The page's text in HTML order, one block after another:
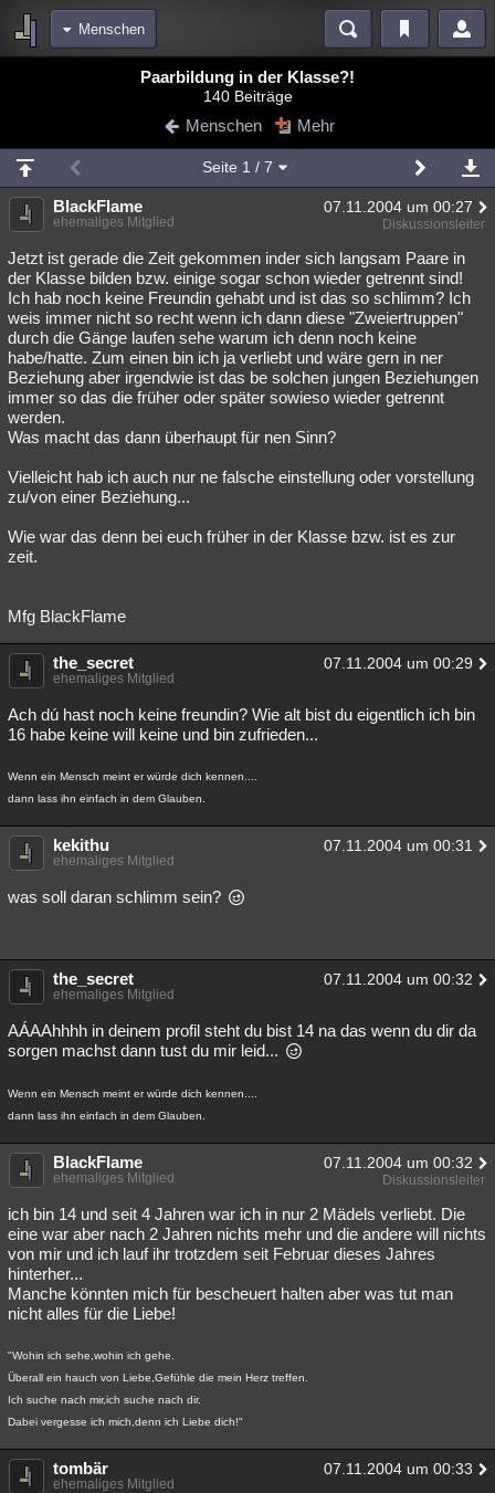
Menschen
Blogs Videos
Chat Wiki Neuigkeiten
meine Rubriken
Menschen Wissenschaft Mystery Kriminalfälle
Spiritualität Verschwörungen Technologie Ufologie
Natur Umfragen Unterhaltung
weitere Rubriken
Philosophie Träume Orte Esoterik Literatur
Astronomie Helpdesk Gruppen Gaming Filme
Verbesserungen
Übersichten
Lesenswert
Paarbildung in der Klasse?!
140 Beiträge
Menschen Mehr
Seite 1 / 7
BlackFlame 07.11.2004 um 00:27
ehemaliges Mitglied Diskussionsleiter
Jetzt ist gerade die Zeit gekommen inder sich langsam Paare in
der Klasse bilden bzw. einige sogar schon wieder getrennt sind!
Ich hab noch keine Freundin gehabt und ist das so schlimm? Ich
weis immer nicht so recht wenn ich dann diese "Zweiertruppen"
durch die Gänge laufen sehe warum ich denn noch keine
habe/hatte. Zum einen bin ich ja verliebt und wäre gern in ner
Beziehung aber irgendwie ist das be solchen jungen Beziehungen
immer so das die früher oder später sowieso wieder getrennt
werden.
Was macht das dann überhaupt für nen Sinn?
Vielleicht hab ich auch nur ne falsche einstellung oder vorstellung
zu/von einer Beziehung...
Wie war das denn bei euch früher in der Klasse bzw. ist es zur
zeit.
Mfg BlackFlame
the_secret 07.11.2004 um 00:29
ehemaliges Mitglied
Ach dú hast noch keine freundin? Wie alt bist du eigentlich ich bin
16 habe keine will keine und bin zufrieden...
Wenn ein Mensch meint er würde dich kennen....
dann lass ihn einfach in dem Glauben.
kekithu 07.11.2004 um 00:31
ehemaliges Mitglied
was soll daran schlimm sein?
the_secret 07.11.2004 um 00:32
ehemaliges Mitglied
AÁAAhhhh in deinem profil steht du bist 14 na das wenn du dir da
sorgen machst dann tust du mir leid...
Wenn ein Mensch meint er würde dich kennen....
dann lass ihn einfach in dem Glauben.
BlackFlame 07.11.2004 um 00:32
ehemaliges Mitglied Diskussionsleiter
ich bin 14 und seit 4 Jahren war ich in nur 2 Mädels verliebt. Die
eine war aber nach 2 Jahren nichts mehr und die andere will nichts
von mir und ich lauf ihr trotzdem seit Februar dieses Jahres
hinterher...
Manche könnten mich für bescheuert halten aber was tut man
nicht alles für die Liebe!
"Wohin ich sehe,wohin ich gehe.
Überall ein hauch von Liebe,Gefühle die mein Herz treffen.
Ich suche nach mir,ich suche nach dir.
Dabei vergesse ich mich,denn ich Liebe dich!"
tombär 07.11.2004 um 00:33
ehemaliges Mitglied